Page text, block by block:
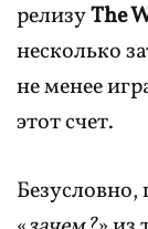
релизуThe
несколько
не менее
этот счет.
Безусловно,